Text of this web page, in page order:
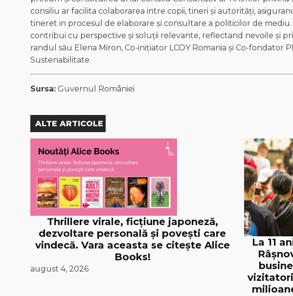
consiliu ar facilita colaborarea intre copii, tineri și autorități,
tineret in procesul de elaborare și consultare a politicilor de
contribui cu perspective și soluții relevante, reflectand nevoile și
randul său Elena Miron, Co-inițiator LCOY Romania și Co-fondator
Sustenabilitate.
Sursa: Guvernul României
ALTE ARTICOLE
Thrillere virale, ficțiune japoneză,
dezvoltare personală și povești care
vindecă. Vara aceasta se citește Alice
Books!
august 4, 2026
La 11